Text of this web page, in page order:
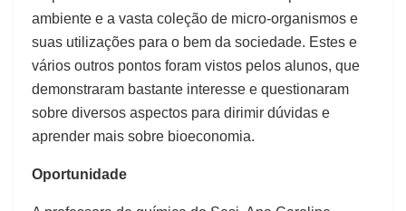
ambiente e a vasta coleção de micro-organismos e
suas utilizações para o bem da sociedade. Estes e
vários outros pontos foram vistos pelos alunos, que
demonstraram bastante interesse e questionaram
sobre diversos aspectos para dirimir dúvidas e
aprender mais sobre bioeconomia.
Oportunidade